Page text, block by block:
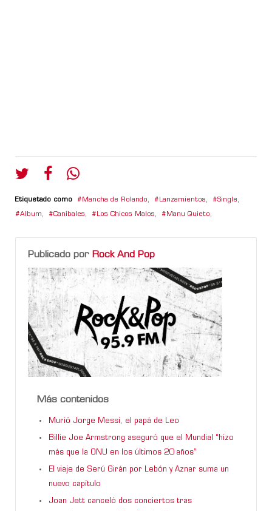
Etiquetado como Mancha de Rolando, Lanzamientos, Single,
Album, Caníbales, Los Chicos Malos, Manu Quieto,
Publicado por Rock And Pop
Más contenidos
Murió Jorge Messi, el papá de Leo
Billie Joe Armstrong aseguró que el Mundial “hizo
más que la ONU en los últimos 20 años”
El viaje de Serú Girán por Lebón y Aznar suma un
nuevo capítulo
Joan Jett canceló dos conciertos tras